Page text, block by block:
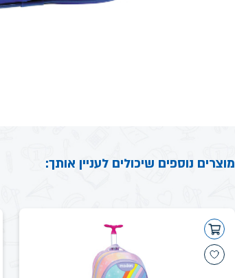
מוצרים נוספים שיכולים לעניין אותך: